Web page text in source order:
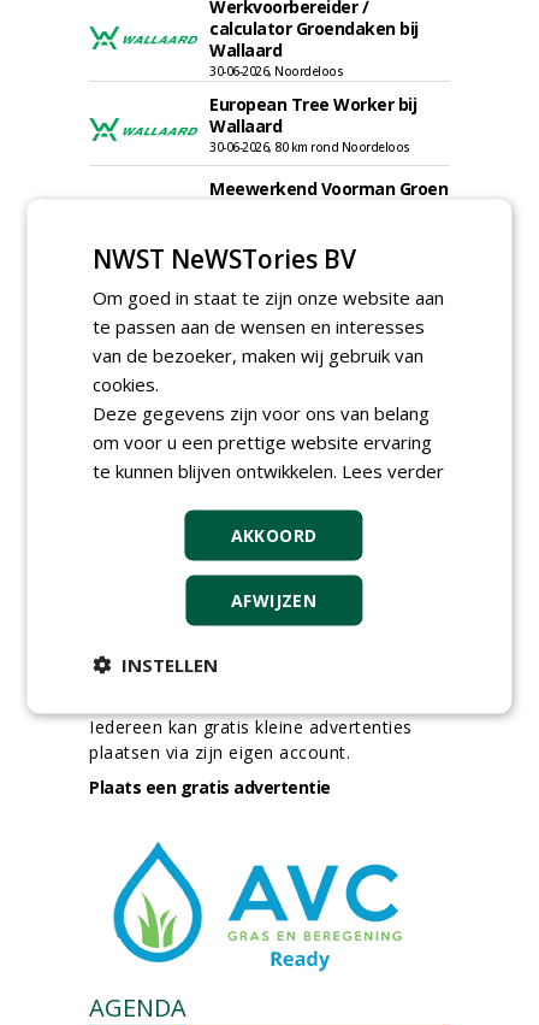
Werkvoorbereider /
calculator Groendaken bij
Wallaard
30-06-2026, Noordeloos
European Tree Worker bij
Wallaard
30-06-2026, 80 km rond Noordeloos
Meewerkend Voorman Groen
Werkvoorbereider
groenbeheer (32-40 uur per
week) bij SmitsRinsma
24-06-2026, Zutphen en op project locatie
Ervaren werkvoorbereider
24-06-2026, Zutphen
meer Groene Banen
GREEN OUTLET
Iedereen kan gratis kleine advertenties
plaatsen via zijn eigen account.
Plaats een gratis advertentie
AGENDA
NWST NeWSTories BV
Om goed in staat te zijn onze website aan
te passen aan de wensen en interesses
van de bezoeker, maken wij gebruik van
cookies.
Deze gegevens zijn voor ons van belang
om voor u een prettige website ervaring
te kunnen blijven ontwikkelen. Lees verder
AKKOORD
AFWIJZEN
INSTELLEN